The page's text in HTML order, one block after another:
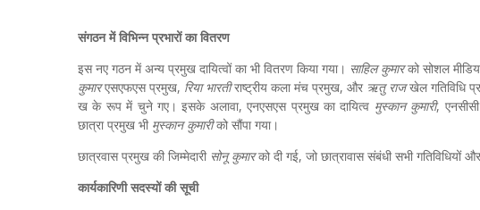
संगठन में विभिन्न प्रभारों का वितरण
इस नए गठन में अन्य प्रमुख दायित्वों का भी वितरण किया गया। साहिल कुमारको सोशल
कुमारएसएफएस प्रमुख, रिया भारतीराष्ट्रीय कला मंच प्रमुख, और ऋतु राजखेल गतिविधि
ख के रूप में चुने गए। इसके अलावा, एनएसएस प्रमुख का दायित्व मुस्कान कुमारी,
छात्रा प्रमुख भी मुस्कान कुमारीको सौंपा गया।
छात्रवास प्रमुख की जिम्मेदारी सोनू कुमारको दी गई, जो छात्रावास संबंधी सभी
कार्यकारिणी सदस्यों की सूची